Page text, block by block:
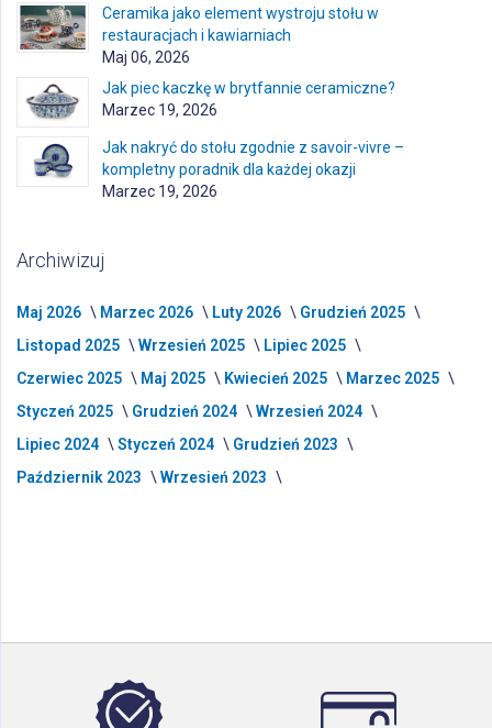
Ceramika jako element wystroju stołu w
restauracjach i kawiarniach
Maj 06, 2026
Jak piec kaczkę w brytfannie ceramiczne?
Marzec 19, 2026
Jak nakryć do stołu zgodnie z savoir-vivre –
kompletny poradnik dla każdej okazji
Marzec 19, 2026
Archiwizuj
Maj 2026 Marzec 2026 Luty 2026
Grudzień 2025
Listopad 2025
Wrzesień 2025
Lipiec 2025
Czerwiec 2025
Maj 2025 Kwiecień 2025
Marzec 2025
Styczeń 2025
Grudzień 2024
Wrzesień 2024
Lipiec 2024
Styczeń 2024
Grudzień 2023
Październik 2023
Wrzesień 2023